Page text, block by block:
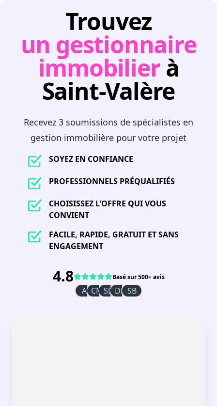
Trouvez
un gestionnaire
immobilier à
Saint-Valère
Recevez 3 soumissions de spécialistes en
gestion immobilière pour votre projet
SOYEZ EN CONFIANCE
PROFESSIONNELS PRÉQUALIFIÉS
CHOISISSEZ L'OFFRE QUI VOUS
CONVIENT
FACILE, RAPIDE, GRATUIT ET SANS
ENGAGEMENT
4.8 Basé sur 500+ avis
AI CM SD DR SB